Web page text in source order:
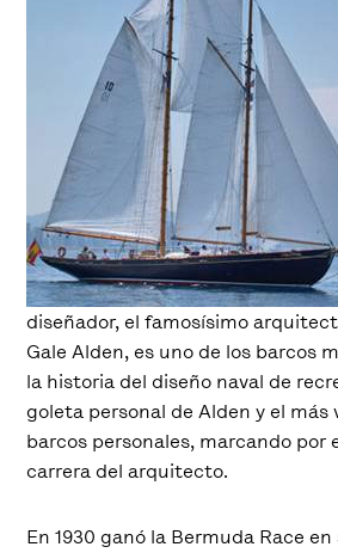
diseñador, el famosísimo
Gale Alden, es uno de los barcos
la historia del diseño naval de
goleta personal de Alden y el más
barcos personales, marcando por
carrera del arquitecto.
En 1930 ganó la Bermuda Race